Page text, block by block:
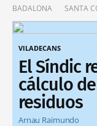
BADALONA SANTA
VILADECANS
El Síndic
cálculo
residuos
Arnau Raimundo